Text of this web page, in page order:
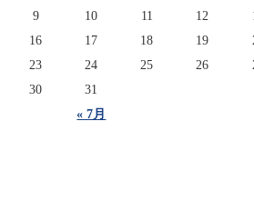
« 7月
9
10 11 12
16
17 18 19
23
24 25 26
30
31